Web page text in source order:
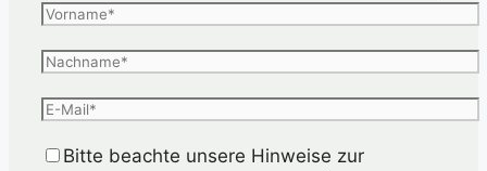
Bitte beachte unsere Hinweise zur